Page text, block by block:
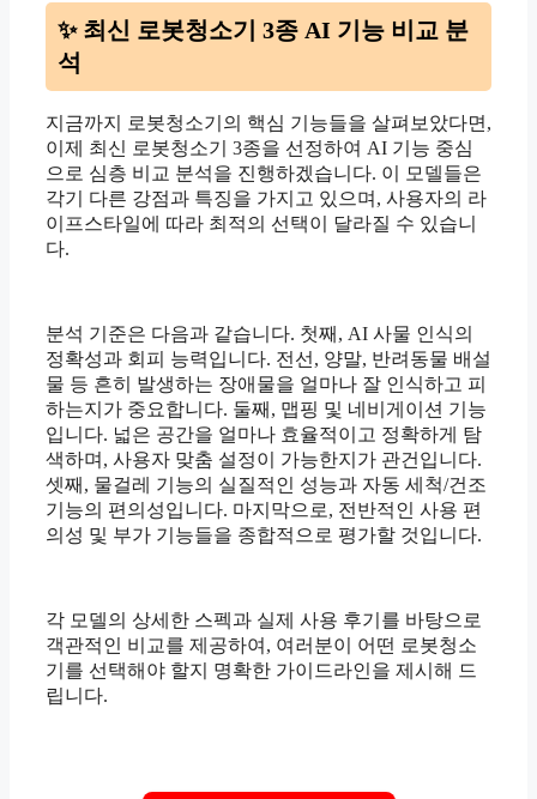
✨ 최신 로봇청소기 3종 AI 기능 비교 분
석
지금까지 로봇청소기의 핵심 기능들을 살펴보았다면,
이제 최신 로봇청소기 3종을 선정하여 AI 기능 중심
으로 심층 비교 분석을 진행하겠습니다. 이 모델들은
각기 다른 강점과 특징을 가지고 있으며, 사용자의 라
이프스타일에 따라 최적의 선택이 달라질 수 있습니
다.
분석 기준은 다음과 같습니다. 첫째, AI 사물 인식의
정확성과 회피 능력입니다. 전선, 양말, 반려동물 배설
물 등 흔히 발생하는 장애물을 얼마나 잘 인식하고 피
하는지가 중요합니다. 둘째, 맵핑 및 네비게이션 기능
입니다. 넓은 공간을 얼마나 효율적이고 정확하게 탐
색하며, 사용자 맞춤 설정이 가능한지가 관건입니다.
셋째, 물걸레 기능의 실질적인 성능과 자동 세척/건조
기능의 편의성입니다. 마지막으로, 전반적인 사용 편
의성 및 부가 기능들을 종합적으로 평가할 것입니다.
각 모델의 상세한 스펙과 실제 사용 후기를 바탕으로
객관적인 비교를 제공하여, 여러분이 어떤 로봇청소
기를 선택해야 할지 명확한 가이드라인을 제시해 드
립니다.